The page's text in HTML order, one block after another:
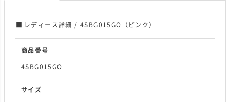
レディース詳細 / 4SBG015GO（ピンク）
商品番号
4SBG015GO
サイズ